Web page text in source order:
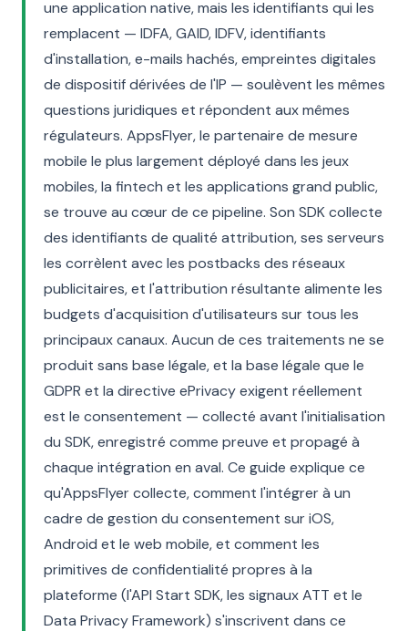
une application native, mais les identifiants qui les
remplacent — IDFA, GAID, IDFV, identifiants
d'installation, e-mails hachés, empreintes digitales
de dispositif dérivées de l'IP — soulèvent les mêmes
questions juridiques et répondent aux mêmes
régulateurs. AppsFlyer, le partenaire de mesure
mobile le plus largement déployé dans les jeux
mobiles, la fintech et les applications grand public,
se trouve au cœur de ce pipeline. Son SDK collecte
des identifiants de qualité attribution, ses serveurs
les corrèlent avec les postbacks des réseaux
publicitaires, et l'attribution résultante alimente les
budgets d'acquisition d'utilisateurs sur tous les
principaux canaux. Aucun de ces traitements ne se
produit sans base légale, et la base légale que le
GDPR et la directive ePrivacy exigent réellement
est le consentement — collecté avant l'initialisation
du SDK, enregistré comme preuve et propagé à
chaque intégration en aval. Ce guide explique ce
qu'AppsFlyer collecte, comment l'intégrer à un
cadre de gestion du consentement sur iOS,
Android et le web mobile, et comment les
primitives de confidentialité propres à la
plateforme (l'API Start SDK, les signaux ATT et le
Data Privacy Framework) s'inscrivent dans ce